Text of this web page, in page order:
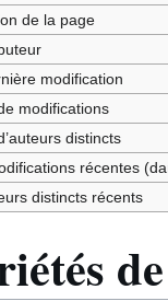
de la page
modification
modifications
distincts
récentes
distincts récents